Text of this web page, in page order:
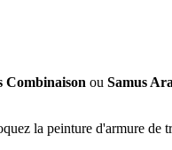
Combinaison ou Samus
la peinture d'armure de